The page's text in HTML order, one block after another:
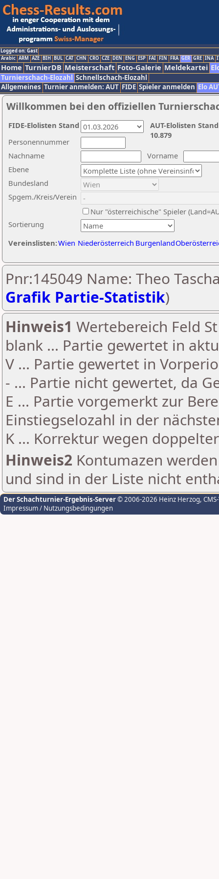
Logged on: Gast
Arabic ARM AZE BIH BUL CAT CHN CRO CZE DEN ENG ESP FAI FIN FRA GER GRE INA
Home TurnierDB Meisterschaft Foto-Galerie Meldekartei
Turnierschach-Elozahl Schnellschach-Elozahl
Allgemeines Turnier anmelden: AUT FIDE Spieler anmelden Elo
Willkommen bei den offiziellen
Nachname
Vorname
Ebene
Sortierung
Personennummer
Bundesland
Spgem./Kreis/Verein
Nur "österreichische" Spieler
Vereinslisten:Wien Niederösterreich Burgenland
AUT-Elolisten
10.879
FIDE-Elolisten Stand
Pnr:145049 Name: Theo
Grafik Partie-Statistik)
Hinweis1 Wertebereich Feld
blank ... Partie gewertet in
V ... Partie gewertet in
- ... Partie nicht gewertet, da
E ... Partie vorgemerkt zur
Einstiegselozahl in der
K ... Korrektur wegen
Hinweis2 Kontumazen
und sind in der Liste nicht
Der Schachturnier-Ergebnis-Server© 2006-2026 Heinz Herzog,
Impressum / Nutzungsbedingungen